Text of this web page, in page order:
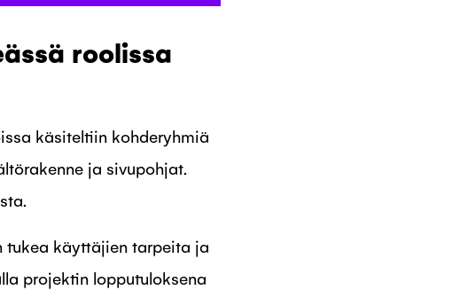
roolissa
käsiteltiin kohderyhmiä
ja sivupohjat.
tukea käyttäjien tarpeita ja
projektin lopputuloksena